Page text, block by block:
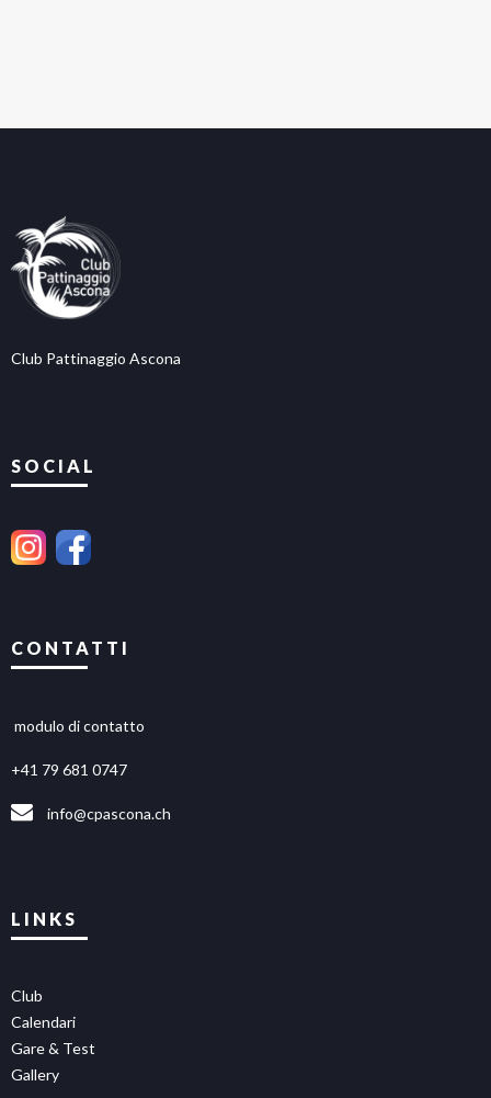
Club Pattinaggio Ascona
SOCIAL
CONTATTI
modulo di contatto
+41 79 681 0747
info@cpascona.ch
LINKS
Club
Calendari
Gare & Test
Gallery